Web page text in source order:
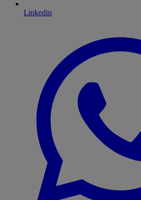
Linkedin